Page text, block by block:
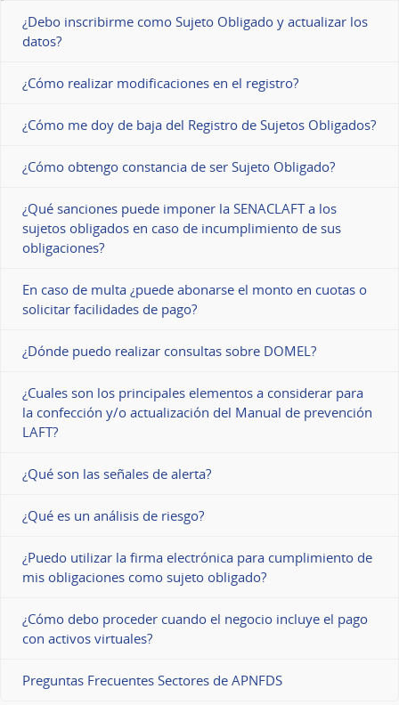
¿Debo inscribirme como Sujeto Obligado y actualizar los
datos?
¿Cómo realizar modificaciones en el registro?
¿Cómo me doy de baja del Registro de Sujetos Obligados?
¿Cómo obtengo constancia de ser Sujeto Obligado?
¿Qué sanciones puede imponer la SENACLAFT a los
sujetos obligados en caso de incumplimiento de sus
obligaciones?
En caso de multa ¿puede abonarse el monto en cuotas o
solicitar facilidades de pago?
¿Dónde puedo realizar consultas sobre DOMEL?
¿Cuales son los principales elementos a considerar para
la confección y/o actualización del Manual de prevención
LAFT?
¿Qué son las señales de alerta?
¿Qué es un análisis de riesgo?
¿Puedo utilizar la firma electrónica para cumplimiento de
mis obligaciones como sujeto obligado?
¿Cómo debo proceder cuando el negocio incluye el pago
con activos virtuales?
Preguntas Frecuentes Sectores de APNFDS